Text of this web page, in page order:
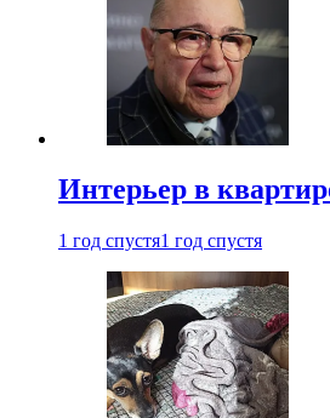
Интерьер в
1 год спустя1 год спустя